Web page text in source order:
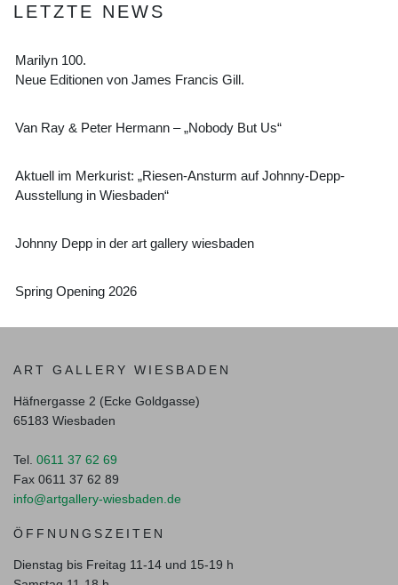
LETZTE NEWS
Marilyn 100.
Neue Editionen von James Francis Gill.
Van Ray & Peter Hermann – „Nobody But Us“
Aktuell im Merkurist: „Riesen-Ansturm auf Johnny-Depp-
Ausstellung in Wiesbaden“
Johnny Depp in der art gallery wiesbaden
Spring Opening 2026
ART GALLERY WIESBADEN
Häfnergasse 2 (Ecke Goldgasse)
65183 Wiesbaden
Tel. 0611 37 62 69
Fax 0611 37 62 89
info@artgallery-wiesbaden.de
ÖFFNUNGSZEITEN
Dienstag bis Freitag 11-14 und 15-19 h